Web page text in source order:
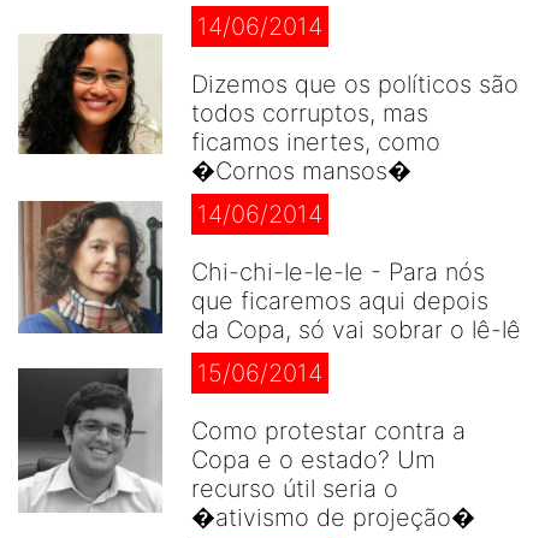
14/06/2014
Dizemos que os políticos são
todos corruptos, mas
ficamos inertes, como
�Cornos mansos�
14/06/2014
Chi-chi-le-le-le - Para nós
que ficaremos aqui depois
da Copa, só vai sobrar o lê-lê
15/06/2014
Como protestar contra a
Copa e o estado? Um
recurso útil seria o
�ativismo de projeção�